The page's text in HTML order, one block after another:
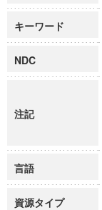
キーワード
NDC
注記
言語
資源タイプ